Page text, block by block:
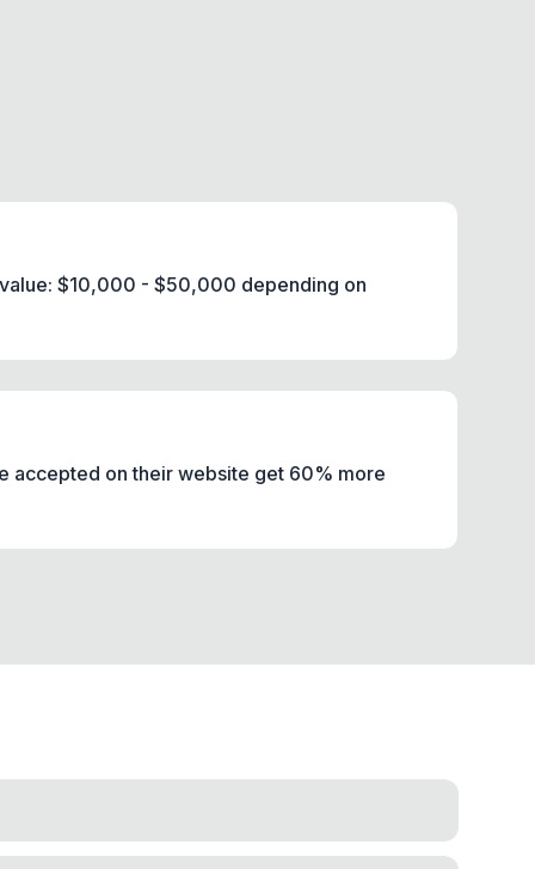
$10,000 - $50,000 depending on
accepted on their website get 60% more